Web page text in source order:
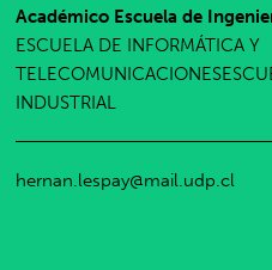
Académico Escuela de
ESCUELA DE INFORMÁTICA Y
INDUSTRIAL
hernan.lespay@mail.udp.cl